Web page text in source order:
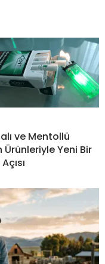
ve Mentollü
Ürünleriyle Yeni Bir